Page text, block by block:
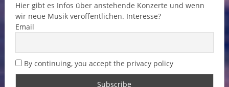
Hier gibt es Infos über anstehende Konzerte und wenn
wir neue Musik veröffentlichen. Interesse?
Email
By continuing, you accept the privacy policy